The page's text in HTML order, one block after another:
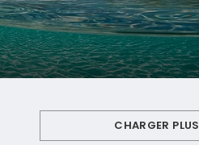
CHARGER PLUS